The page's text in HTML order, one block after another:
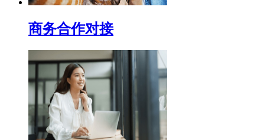
商务合作对接